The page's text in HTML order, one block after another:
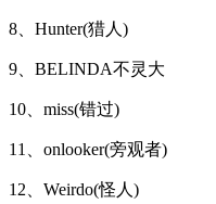
8、Hunter(猎人)
9、BELINDA不灵大
10、miss(错过)
11、onlooker(旁观者)
12、Weirdo(怪人)